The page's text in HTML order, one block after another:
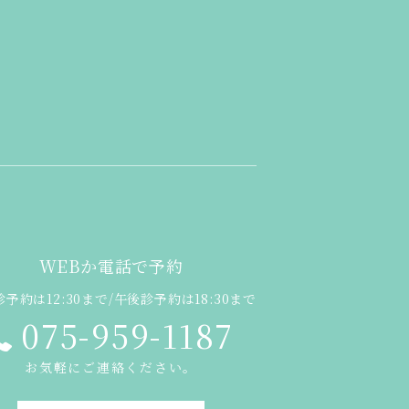
WEBか電話で予約
予約は12:30まで/午後診予約は18:30まで
075-959-1187
お気軽にご連絡ください。